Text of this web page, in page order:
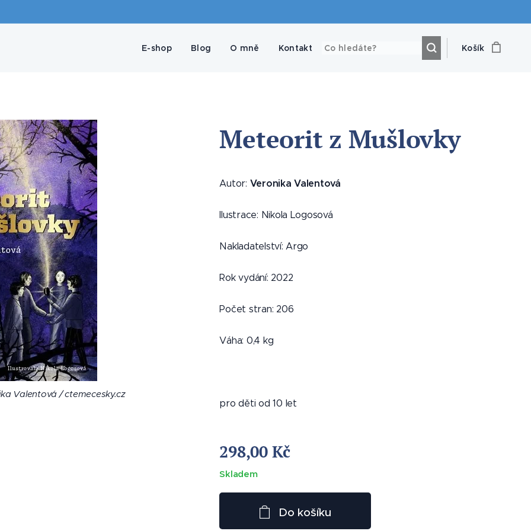
E-shop Blog O mně Kontakt Košík
Meteorit z Mušlovky
Valentová / ctemecesky.cz
Valentová / ctemecesky.cz
z Hůrky (2. díl) - Veronika Valentová /
Autor: Veronika Valentová
Ilustrace: Nikola Logosová
Nakladatelství: Argo
Rok vydání: 2022
Počet stran: 206
Váha: 0,4 kg
pro děti od 10 let
298,00Kč
Skladem
Do košíku